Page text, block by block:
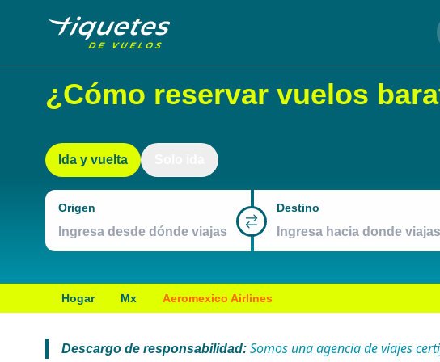
¿Cómo reservar vuelos
Ida y vuelta
Origen Destino
Hogar Mx Aeromexico Airlines
Descargo de responsabilidad: Somos una agencia de viajes